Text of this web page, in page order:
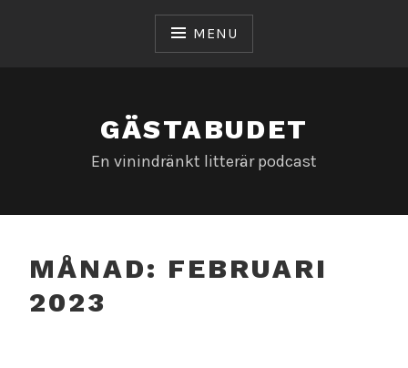
MENU
GÄSTABUDET
En vinindränkt litterär podcast
MÅNAD: FEBRUARI
2023